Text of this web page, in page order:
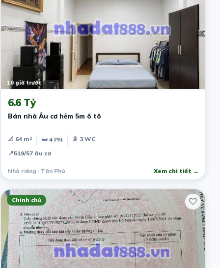
10 giờ trước
6.6 Tỷ
Bán nhà Âu cơ hẻm 5m ô tô
📐 64 m² 🛏 4 PN
🚿 3 WC
📍519/57 âu cơ
Nhà riêng · Tân Phú Xem chi tiết →
Chính chủ